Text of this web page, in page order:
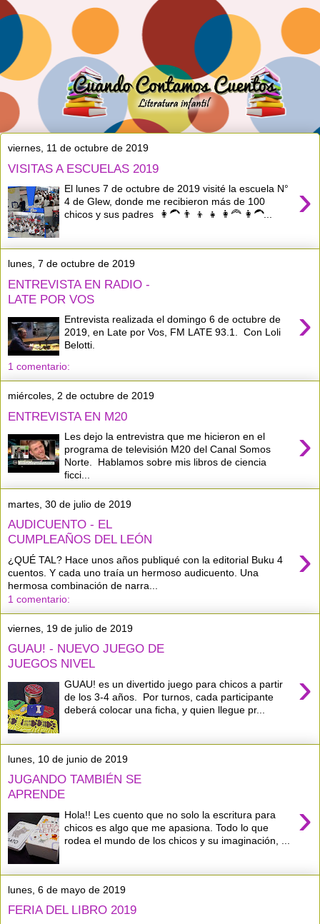
viernes, 11 de octubre de 2019
VISITAS A ESCUELAS 2019
›
El lunes 7 de octubre de 2019 visité la escuela N°
4 de Glew, donde me recibieron más de 100
chicos y sus padres 👩‍🦱 👨 👦 👧 👩‍🦰 👩‍🦱...
lunes, 7 de octubre de 2019
ENTREVISTA EN RADIO -
LATE POR VOS
›
Entrevista realizada el domingo 6 de octubre de
2019, en Late por Vos, FM LATE 93.1. Con Loli
Belotti.
1 comentario:
miércoles, 2 de octubre de 2019
ENTREVISTA EN M20
›
Les dejo la entrevistra que me hicieron en el
programa de televisión M20 del Canal Somos
Norte. Hablamos sobre mis libros de ciencia
ficci...
martes, 30 de julio de 2019
AUDICUENTO - EL
CUMPLEAÑOS DEL LEÓN
›
¿QUÉ TAL? Hace unos años publiqué con la editorial Buku 4
cuentos. Y cada uno traía un hermoso audicuento. Una
hermosa combinación de narra...
1 comentario:
viernes, 19 de julio de 2019
GUAU! - NUEVO JUEGO DE
JUEGOS NIVEL
›
GUAU! es un divertido juego para chicos a partir
de los 3-4 años. Por turnos, cada participante
deberá colocar una ficha, y quien llegue pr...
lunes, 10 de junio de 2019
JUGANDO TAMBIÉN SE
APRENDE
›
Hola!! Les cuento que no solo la escritura para
chicos es algo que me apasiona. Todo lo que
rodea el mundo de los chicos y su imaginación, ...
lunes, 6 de mayo de 2019
FERIA DEL LIBRO 2019